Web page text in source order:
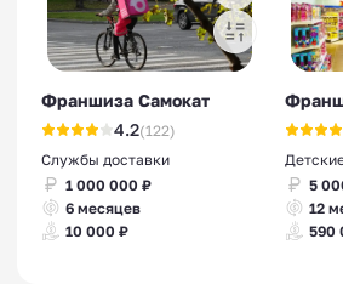
Франшиза Самокат
4.2(122)
Службы доставки
1 000 000 ₽
6 месяцев
10 000 ₽
5
12
590